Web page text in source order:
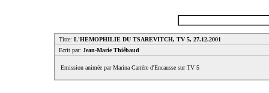
Titre: L'HEMOPHILIE DU TSAREVITCH, TV 5, 27.12.2001
Ecrit par: Jean-Marie Thiébaud
Emission animée par Marina Carrère d'Encausse sur TV 5